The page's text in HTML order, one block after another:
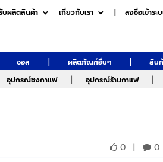
บผลิตสินค้า เกี่ยวกับเรา | ลงชื่อเข้าระ
ซอส | ผลิตภัณฑ์อื่นๆ |
สิน
อุปกรณ์ชงกาแฟ | อุปกรณ์ร้านกาแฟ |
0 | 0